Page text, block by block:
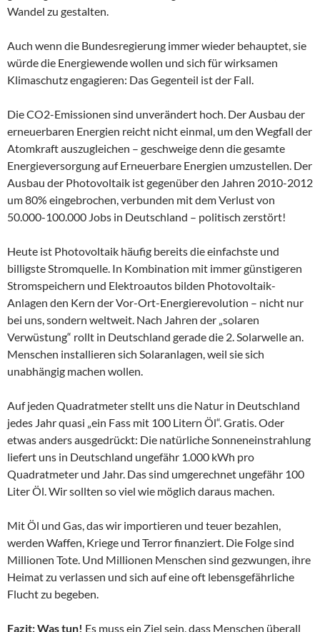
Wandel zu gestalten.
Auch wenn die Bundesregierung immer wieder behauptet, sie
würde die Energiewende wollen und sich für wirksamen
Klimaschutz engagieren: Das Gegenteil ist der Fall.
Die CO2-Emissionen sind unverändert hoch. Der Ausbau der
erneuerbaren Energien reicht nicht einmal, um den Wegfall der
Atomkraft auszugleichen – geschweige denn die gesamte
Energieversorgung auf Erneuerbare Energien umzustellen. Der
Ausbau der Photovoltaik ist gegenüber den Jahren 2010-2012
um 80% eingebrochen, verbunden mit dem Verlust von
50.000-100.000 Jobs in Deutschland – politisch zerstört!
Heute ist Photovoltaik häufig bereits die einfachste und
billigste Stromquelle. In Kombination mit immer günstigeren
Stromspeichern und Elektroautos bilden Photovoltaik-
Anlagen den Kern der Vor-Ort-Energierevolution – nicht nur
bei uns, sondern weltweit. Nach Jahren der „solaren
Verwüstung“ rollt in Deutschland gerade die 2. Solarwelle an.
Menschen installieren sich Solaranlagen, weil sie sich
unabhängig machen wollen.
Auf jeden Quadratmeter stellt uns die Natur in Deutschland
jedes Jahr quasi „ein Fass mit 100 Litern Öl“. Gratis. Oder
etwas anders ausgedrückt: Die natürliche Sonneneinstrahlung
liefert uns in Deutschland ungefähr 1.000 kWh pro
Quadratmeter und Jahr. Das sind umgerechnet ungefähr 100
Liter Öl. Wir sollten so viel wie möglich daraus machen.
Mit Öl und Gas, das wir importieren und teuer bezahlen,
werden Waffen, Kriege und Terror finanziert. Die Folge sind
Millionen Tote. Und Millionen Menschen sind gezwungen, ihre
Heimat zu verlassen und sich auf eine oft lebensgefährliche
Flucht zu begeben.
Fazit: Was tun! Es muss ein Ziel sein, dass Menschen überall